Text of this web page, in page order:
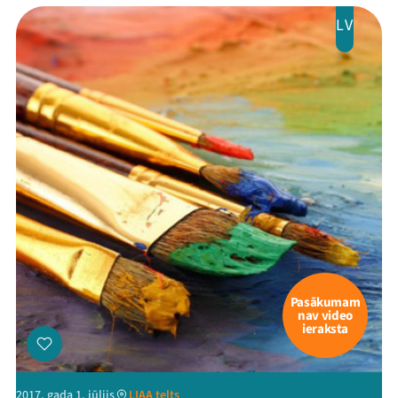
Mana programma
Festivāls
Programma
Arhīvs
Viņi bija LAMPĀ 2026
Jaunumi
Ziedo
Veikals
LV
Pasākumam
nav video
ieraksta